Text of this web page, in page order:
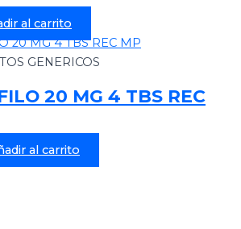
al carrito
GENERICOS
20 MG 4 TBS REC
al carrito